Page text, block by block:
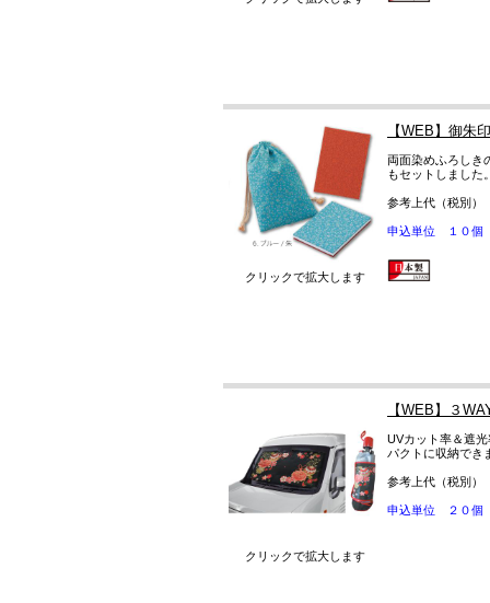
クリックで拡大します
【WEB】御朱
両面染めふろしき
もセットしました
参考上代（税別）
申込単位 １０個
クリックで拡大します
【WEB】３
UVカット率＆遮
パクトに収納でき
参考上代（税別）
申込単位 ２０個